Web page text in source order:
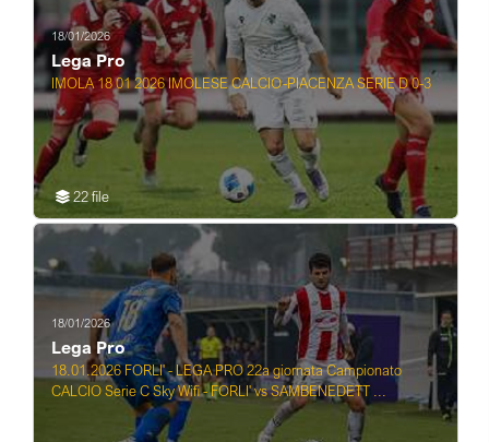
18/01/2026
Lega Pro
IMOLA 18 01 2026 IMOLESE CALCIO-PIACENZA SERIE D 0-3
22 file
18/01/2026
Lega Pro
18.01.2026 FORLI' - LEGA PRO 22a giornata Campionato
CALCIO Serie C Sky Wifi - FORLI' vs SAMBENEDETT ...